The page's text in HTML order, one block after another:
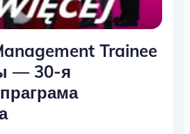
Trainee
— 30-я